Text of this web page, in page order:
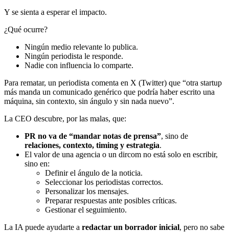
Y se sienta a esperar el impacto.
¿Qué ocurre?
Ningún medio relevante lo publica.
Ningún periodista le responde.
Nadie con influencia lo comparte.
Para rematar, un periodista comenta en X (Twitter) que “otra startup
más manda un comunicado genérico que podría haber escrito una
máquina, sin contexto, sin ángulo y sin nada nuevo”.
La CEO descubre, por las malas, que:
PR no va de “mandar notas de prensa”, sino de
relaciones, contexto, timing y estrategia.
El valor de una agencia o un dircom no está solo en escribir,
sino en:
Definir el ángulo de la noticia.
Seleccionar los periodistas correctos.
Personalizar los mensajes.
Preparar respuestas ante posibles críticas.
Gestionar el seguimiento.
La IA puede ayudarte a redactar un borrador inicial, pero no sabe